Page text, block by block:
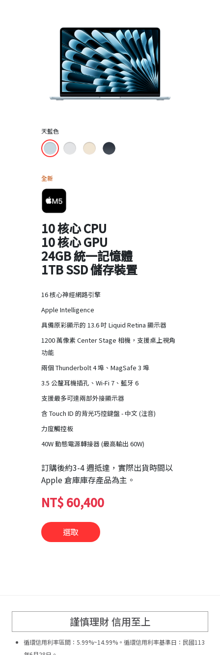
天藍色
全新
10 核心 CPU
10 核心 GPU
24GB 統一記憶體
1TB SSD 儲存裝置
16 核心神經網路引擎
Apple Intelligence
具備原彩顯示的 13.6 吋 Liquid Retina 顯示器
1200 萬像素 Center Stage 相機，支援桌上視角
功能
兩個 Thunderbolt 4 埠、MagSafe 3 埠
3.5 公釐耳機插孔、Wi-Fi 7、藍牙 6
支援最多可達兩部外接顯示器
含 Touch ID 的背光巧控鍵盤 - 中文 (注音)
力度觸控板
40W 動態電源轉接器 (最高輸出 60W)
訂購後約3-4 週抵達 ，實際出貨時間以
Apple 倉庫庫存產品為主。
NT$ 60,400
謹慎理財 信用至上
循環信用利率區間：5.99%~14.99%。循環信用利率基準日：民國113